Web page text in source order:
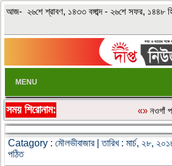
আজ- ২৬শে শ্রাবণ, ১৪৩৩ বঙ্গাব্দ - ২৬শে সফর, ১৪৪৮
MENU
সময় শিরোনাম: «»নওগাঁ
Catagory : মৌলভীবাজার| তারিখ : মার্চ, ২৮,
পঠিত